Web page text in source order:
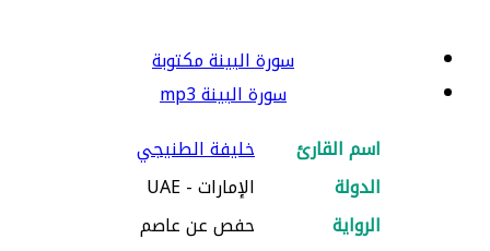
سورة البينة مكتوبة
سورة البينة mp3
اسم القارئ
خليفة الطنيجي
الدولة
الإمارات - UAE
الرواية
حفص عن عاصم